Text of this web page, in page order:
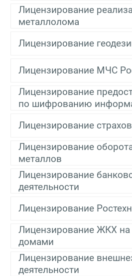
Лицензирование
металлолома
Лицензирование
Лицензирование МЧС
Лицензирование
по шифрованию
Лицензирование
Лицензирование
металлов
Лицензирование
деятельности
Лицензирование
Лицензирование ЖКХ на
домами
Лицензирование
деятельности